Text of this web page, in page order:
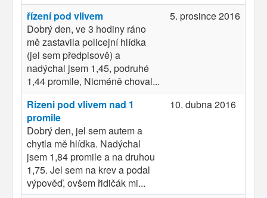
řízení pod vlivem
Dobrý den, ve 3 hodiny ráno
mě zastavila policejní hlídka
(jel sem předpisově) a
nadýchal jsem 1,45, podruhé
1,44 promile, Nicméně choval...
5. prosince 2016
Rizeni pod vlivem nad 1
promile
Dobrý den, jel sem autem a
chytla mě hlídka. Nadýchal
jsem 1,84 promile a na druhou
1,75. Jel sem na krev a podal
výpověď, ovšem řidičák mi...
10. dubna 2016